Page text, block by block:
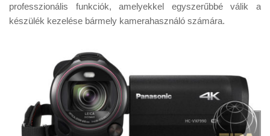
professzionális funkciók, amelyekkel egyszerűbbé válik a
készülék kezelése bármely kamerahasználó számára.